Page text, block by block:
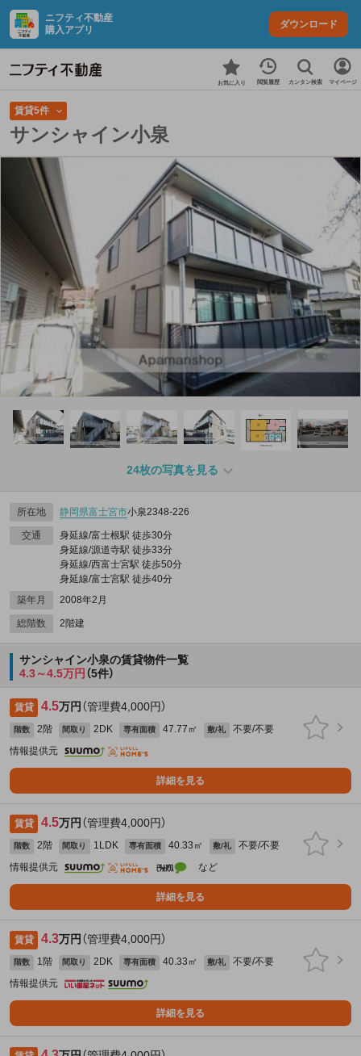
ニフティ不動産
購入アプリ
ダウンロード
お気に入り 閲覧履歴 カンタン検索 マイページ
賃貸5件
サンシャイン小泉
24枚の写真を見る
所在地 静岡県富士宮市小泉2348‐226
交通
身延線/富士根駅 徒歩30分
身延線/源道寺駅 徒歩33分
身延線/西富士宮駅 徒歩50分
身延線/富士宮駅 徒歩40分
築年月
2008年2月
総階数 2階建
サンシャイン小泉の賃貸物件一覧
4.3～4.5万円 （5件）
賃貸 4.5万円 （管理費4,000円）
階数 2階 間取り 2DK 専有面積 47.77㎡ 敷/礼
不要/不要
情報提供元
詳細を見る
賃貸 4.5万円 （管理費4,000円）
階数 2階 間取り 1LDK 専有面積 40.33㎡ 敷/礼
不要/不要
情報提供元
など
詳細を見る
賃貸 4.3万円 （管理費4,000円）
階数 1階 間取り 2DK 専有面積 40.33㎡ 敷/礼
不要/不要
情報提供元
詳細を見る